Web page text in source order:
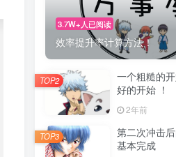
3.7W+人已阅读
效率提升率计算方法！
一个粗糙的
好的开始 ！
2年前
TOP2
第二次冲击
基本完成
TOP3